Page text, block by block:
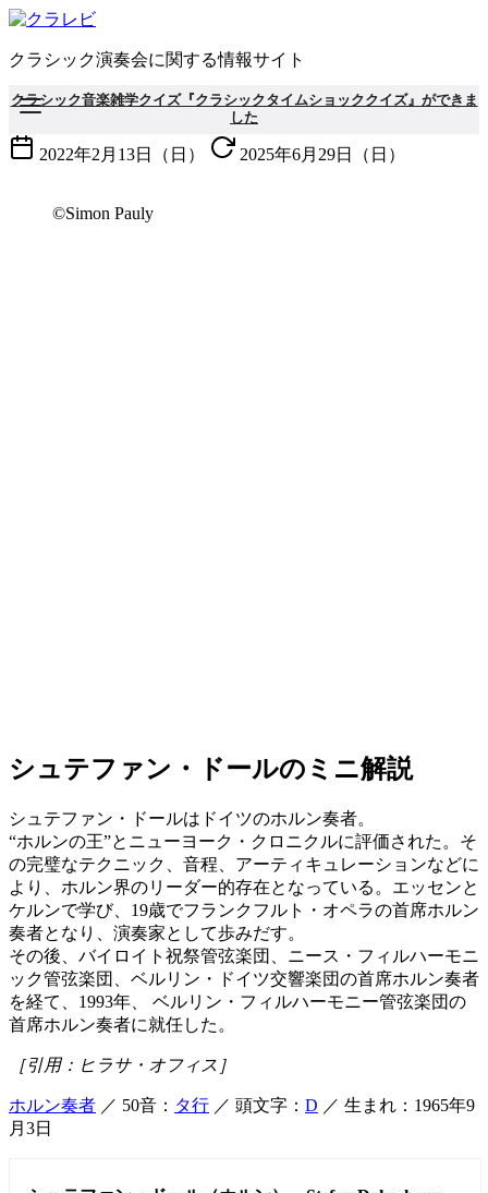
コ
テ
ツ
へ
移
クラシック演奏会に関する情報サイト
クラシック音楽雑学クイズ『クラシックタイムショッククイズ』ができま
した
2022年2月13日（日） 2025年6月29日（日）
©Simon Pauly
シュテファン・ドールのミニ解説
シュテファン・ドールはドイツのホルン奏者。
“ホルンの王”とニューヨーク・クロニクルに評価された。そ
の完璧なテクニック、音程、アーティキュレーションなどに
より、ホルン界のリーダー的存在となっている。エッセンと
ケルンで学び、19歳でフランクフルト・オペラの首席ホルン
奏者となり、演奏家として歩みだす。
その後、バイロイト祝祭管弦楽団、ニース・フィルハーモニ
ック管弦楽団、ベルリン・ドイツ交響楽団の首席ホルン奏者
を経て、1993年、 ベルリン・フィルハーモニー管弦楽団の
首席ホルン奏者に就任した。
［引用：ヒラサ・オフィス］
ホルン奏者 ／ 50音： タ行 ／ 頭文字： D ／ 生まれ：1965年9
月3日